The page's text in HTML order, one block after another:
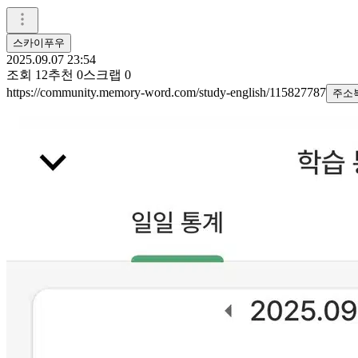
스카이푸우
2025.09.07 23:54
조회 12추천 0스크랩 0
https://community.memory-word.com/study-english/115827787 주소